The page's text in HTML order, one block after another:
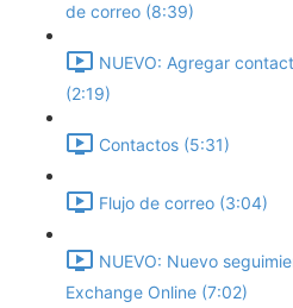
de correo (8:39)
NUEVO: Agregar
(2:19)
Contactos (5:31)
Flujo de correo (3:04)
NUEVO: Nuevo
Exchange Online (7:02)